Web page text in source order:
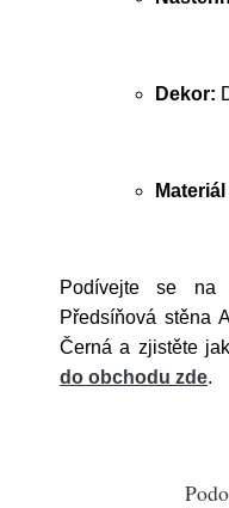
Dekor:
Podívejte se na
Předsíňová stěna
Černá a zjistěte
do obchodu zde.